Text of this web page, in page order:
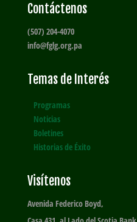
Contáctenos
(507) 204-4070
info@fglg.org.pa
Temas de Interés
Programas
Noticias
Boletines
Historias de Éxito
Visítenos
Avenida Federico Boyd,